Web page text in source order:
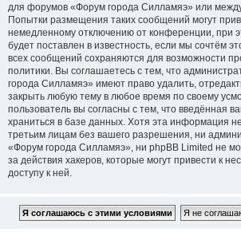
для форумов «Форум города Силламяэ» или
Попытки размещения таких сообщений могут
немедленному отключению от конференции, при
будет поставлен в известность, если мы сочтём
всех сообщений сохраняются для возможности
политики. Вы соглашаетесь с тем, что
города Силламяэ» имеют право удалить,
закрыть любую тему в любое время по своему
пользователь вы согласны с тем, что введённая
храниться в базе данных. Хотя эта информация
третьим лицам без вашего разрешения, ни
«Форум города Силламяэ», ни phpBB Limited не
за действия хакеров, которые могут привести к
доступу к ней.